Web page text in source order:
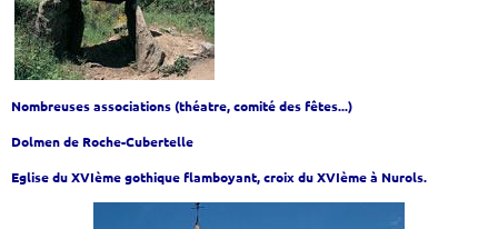
Nombreuses associations (théatre, comité des fêtes...)
Dolmen de Roche-Cubertelle
Eglise du XVIème gothique flamboyant, croix du XVIème à Nurols.